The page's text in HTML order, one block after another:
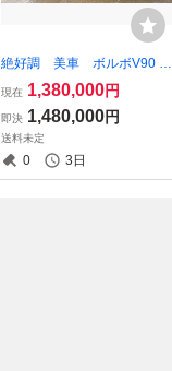
絶好調 美車 ボルボV90 ク
ロスカントリーモメンタム
D4 AWD ディーゼル ディー
ラー記録簿あり レザー
検R9年11月即乗り
現在 1,380,000円
即決 1,480,000円
送料未定
0 3日